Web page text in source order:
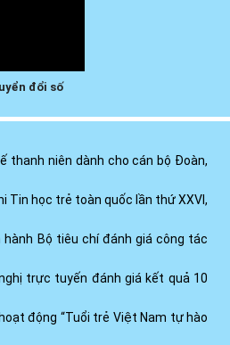
đổi số
thanh niên dành cho cán bộ Đoàn,
Tin học trẻ toàn quốc lần thứ XXVI,
hành Bộ tiêu chí đánh giá công tác
trực tuyến đánh giá kết quả 10
động “Tuổi trẻ Việt Nam tự hào